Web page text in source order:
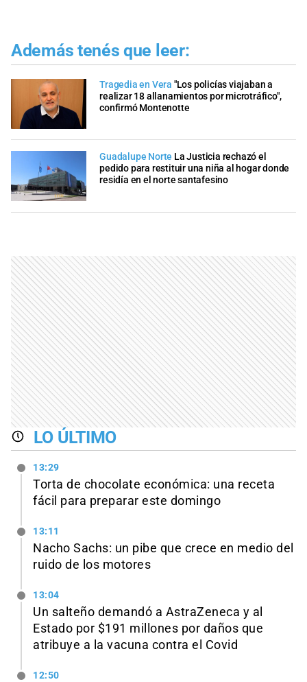
Además tenés que leer:
Tragedia en Vera "Los policías viajaban a
realizar 18 allanamientos por microtráfico",
confirmó Montenotte
Guadalupe Norte La Justicia rechazó el
pedido para restituir una niña al hogar donde
residía en el norte santafesino
LO ÚLTIMO
13:29
Torta de chocolate económica: una receta
fácil para preparar este domingo
13:11
Nacho Sachs: un pibe que crece en medio del
ruido de los motores
13:04
Un salteño demandó a AstraZeneca y al
Estado por $191 millones por daños que
atribuye a la vacuna contra el Covid
12:50